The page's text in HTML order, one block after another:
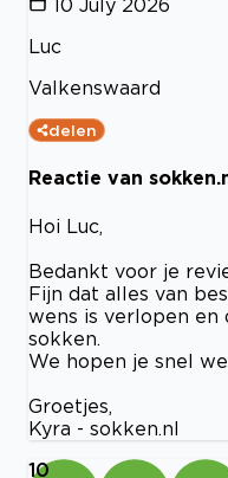
10 July 2026
Luc
Valkenswaard
delen
Reactie van
Hoi Luc,
Bedankt voor je
Fijn dat alles van
wens is verlopen
sokken.
We hopen je snel
Groetjes,
Kyra - sokken.nl
10